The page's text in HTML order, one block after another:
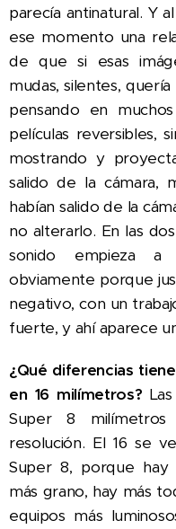
parecía antinatural. Y
ese momento una
de que si esas
mudas, silentes,
pensando en
películas reversibles,
mostrando y
salido de la cámara,
habían salido de la
no alterarlo. En las
sonido empieza
obviamente porque
negativo, con un
fuerte, y ahí aparece
¿Qué diferencias
en 16 milímetros?
Super 8
resolución. El 16 se
Super 8, porque hay
más grano, hay más
equipos más